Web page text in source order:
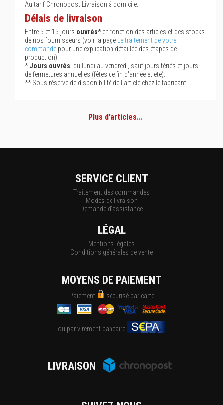
Au tarif Chronopost Livraison à domicile.
Délais de livraison
Entre 5 et 15 jours ouvrés*en fonction des articles et des stocks
de nos fournisseurs (voir la page
Le traitement de votre
commande pour une explication détaillée des étapes de
production).
*Jours ouvrés: du lundi au vendredi, sauf jours fériés et jours
de fermetures annuelles (fêtes de fin d'année et été).
** Sous réserve de disponibilité de l'article chez le fabricant
Plus d'articles...
SERVICE CLIENT
Traitement des commandes
Modes de livraison
Demande d'assistance
LÉGAL
Mentions légales
Conditions générales de vente
MOYENS DE PAIEMENT
Paiement sécurisé par carte
ou par virement bancaire
LIVRAISON